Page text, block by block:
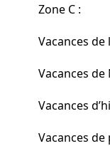
Zone C :
Vacances de
Vacances de
Vacances
Vacances